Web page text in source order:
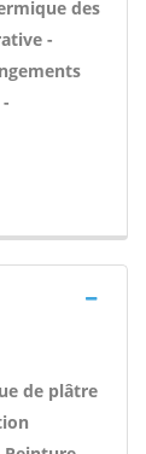
des
-
de plâtre